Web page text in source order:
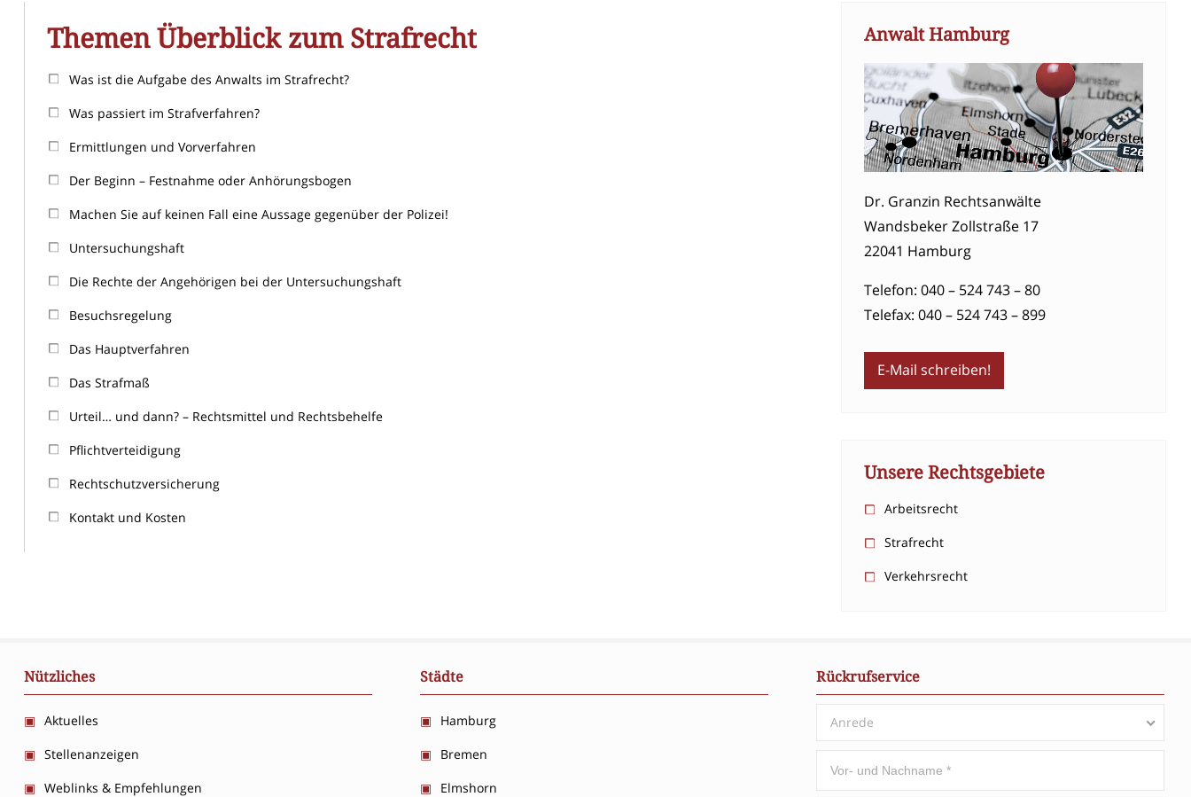
Themen Überblick zum Strafrecht
Was ist die Aufgabe des Anwalts im Strafrecht?
Was passiert im Strafverfahren?
Ermittlungen und Vorverfahren
Der Beginn – Festnahme oder Anhörungsbogen
Machen Sie auf keinen Fall eine Aussage gegenüber der Polizei!
Untersuchungshaft
Die Rechte der Angehörigen bei der Untersuchungshaft
Besuchsregelung
Das Hauptverfahren
Das Strafmaß
Urteil… und dann? – Rechtsmittel und Rechtsbehelfe
Pflichtverteidigung
Rechtschutzversicherung
Kontakt und Kosten
Anwalt Hamburg
Dr. Granzin Rechtsanwälte
Wandsbeker Zollstraße 17
22041 Hamburg
Telefon: 040 – 524 743 – 80
Telefax: 040 – 524 743 – 899
E-Mail schreiben!
Unsere Rechtsgebiete
Arbeitsrecht
Strafrecht
Verkehrsrecht
Nützliches
Aktuelles
Stellenanzeigen
Weblinks & Empfehlungen
Städte
Hamburg
Bremen
Elmshorn
Rückrufservice
Anrede